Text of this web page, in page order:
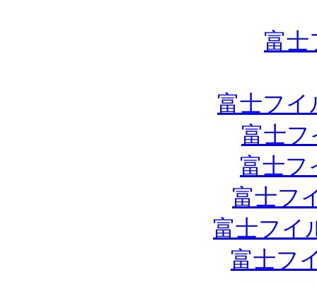
富士
富士フイ
富士フ
富士フ
富士フ
富士フイ
富士フ